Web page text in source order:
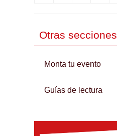
Otras secciones
Monta tu evento
Guías de lectura